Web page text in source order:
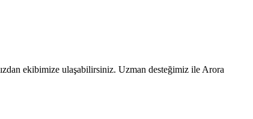
ekibimize ulaşabilirsiniz. Uzman desteğimiz ile Arora